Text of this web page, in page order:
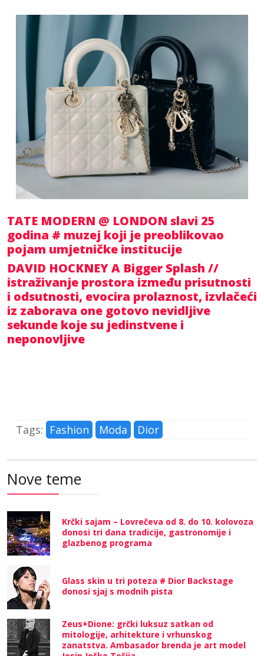
TATE MODERN @ LONDON slavi 25
godina # muzej koji je preoblikovao
pojam umjetničke institucije
DAVID HOCKNEY A Bigger Splash //
istraživanje prostora između prisutnosti
i odsutnosti, evocira prolaznost, izvlačeći
iz zaborava one gotovo nevidljive
sekunde koje su jedinstvene i
neponovljive
Tags: Fashion Moda Dior
Nove teme
Krčki sajam – Lovrečeva od 8. do 10. kolovoza
donosi tri dana tradicije, gastronomije i
glazbenog programa
Glass skin u tri poteza # Dior Backstage
donosi sjaj s modnih pista
Zeus+Dione: grčki luksuz satkan od
mitologije, arhitekture i vrhunskog
zanatstva. Ambasador brenda je art model